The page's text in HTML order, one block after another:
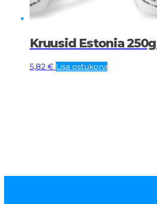
Kruusid Estonia 250g
5,82 € Lisa ostukorvi